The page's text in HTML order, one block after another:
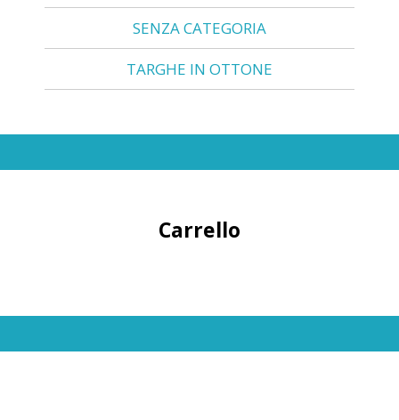
SENZA CATEGORIA
TARGHE IN OTTONE
Carrello